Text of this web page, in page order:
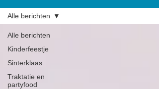
Alle berichten
Kinderfeestje
Sinterklaas
Traktatie en
partyfood
Alle berichten